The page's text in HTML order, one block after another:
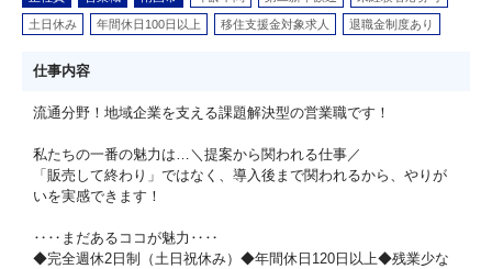
土日休み 年間休日100日以上 移住支援金対象求人 退職金制度あり
仕事内容
流通分野！地域企業を支える課題解決型の営業職です！
私たちの一番の魅力は…＼提案から関われる仕事／
「販売して終わり」ではなく、導入後まで関われるから、やりが
いを実感できます！
‥‥まだあるココが魅力‥‥
◆完全週休2日制（土日祝休み）◆年間休日120日以上◆残業少な